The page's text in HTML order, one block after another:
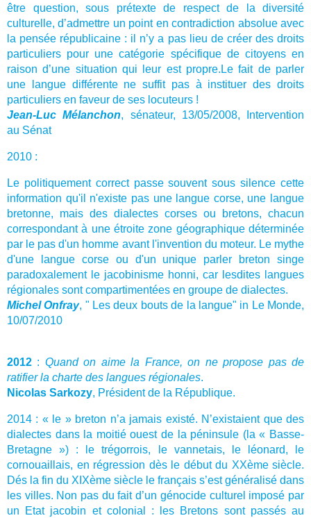
être question, sous prétexte de respect de la diversité
culturelle, d’admettre un point en contradiction absolue avec
la pensée républicaine : il n’y a pas lieu de créer des droits
particuliers pour une catégorie spécifique de citoyens en
raison d’une situation qui leur est propre.Le fait de parler
une langue différente ne suffit pas à instituer des droits
particuliers en faveur de ses locuteurs !
Jean-Luc Mélanchon, sénateur, 13/05/2008,
Intervention
au Sénat
2010 :
Le politiquement correct passe souvent sous silence cette
information qu'il n'existe pas une langue corse, une langue
bretonne, mais des dialectes corses ou bretons, chacun
correspondant à une étroite zone géographique déterminée
par le pas d'un homme avant l'invention du moteur. Le mythe
d'une langue corse ou d'un unique parler breton singe
paradoxalement le jacobinisme honni, car lesdites langues
régionales sont compartimentées en groupe de dialectes.
Michel Onfray, " Les deux bouts de la langue" in Le Monde,
10/07/2010
2012 : Quand on aime la France, on ne propose pas de
ratifier la charte des langues régionales.
Nicolas Sarkozy, Président de la République.
2014 : « le » breton n’a jamais existé. N’existaient que des
dialectes dans la moitié ouest de la péninsule (la « Basse-
Bretagne ») : le trégorrois, le vannetais, le léonard, le
cornouaillais, en régression dès le début du XXème siècle.
Dés la fin du XIXème siècle le français s’est généralisé dans
les villes. Non pas du fait d’un génocide culturel imposé par
un Etat jacobin et colonial : les Bretons sont passés au